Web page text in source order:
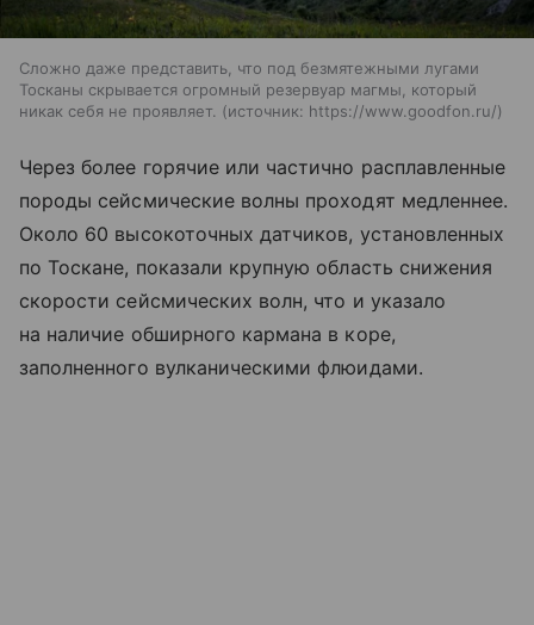
Сложно даже представить, что под безмятежными лугами
Тосканы скрывается огромный резервуар магмы, который
никак себя не проявляет.
источник: https://www.goodfon.ru/
Через более горячие или частично расплавленные
породы сейсмические волны проходят медленнее.
Около 60 высокоточных датчиков, установленных
по Тоскане, показали крупную область снижения
скорости сейсмических волн, что и указало
на наличие обширного кармана в коре,
заполненного вулканическими флюидами.